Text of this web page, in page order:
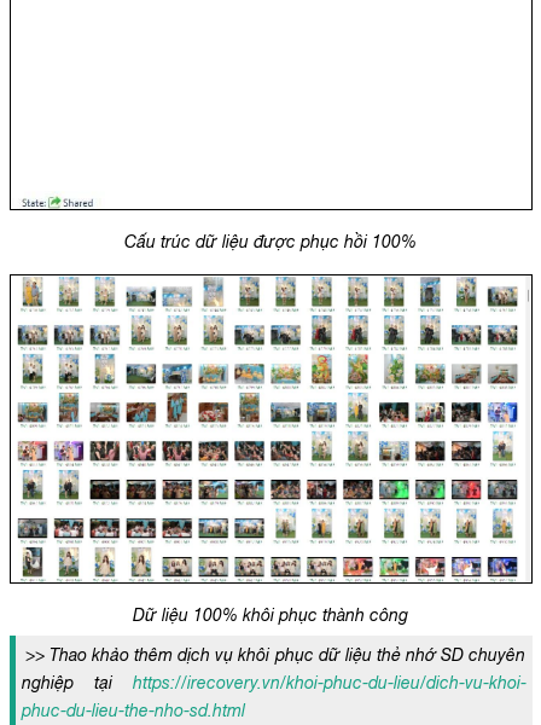
Cấu trúc dữ liệu được phục hồi 100%
Dữ liệu 100% khôi phục thành công
>> Thao khảo thêm dịch vụ khôi phục dữ liệu thẻ nhớ SD chuyên
nghiệp tại https://irecovery.vn/khoi-phuc-du-lieu/dich-vu-khoi-
phuc-du-lieu-the-nho-sd.html